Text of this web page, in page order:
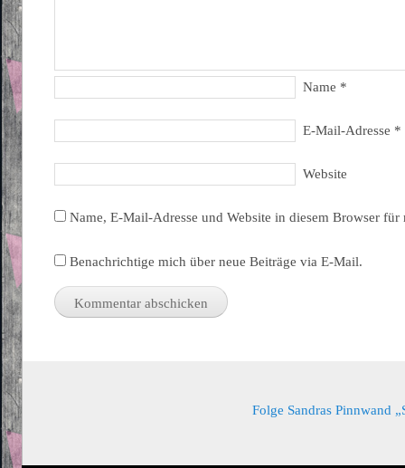
Name *
E-Mail-Adresse *
Website
Name, E-Mail-Adresse und Website in diesem Browser
Benachrichtige mich über neue Beiträge via E-Mail.
Folge Sandras Pinnwand